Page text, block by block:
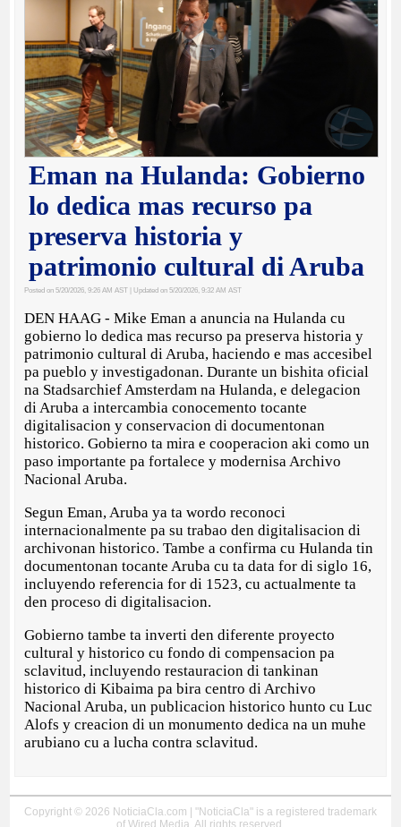
Eman na Hulanda: Gobierno
lo dedica mas recurso pa
preserva historia y
patrimonio cultural di Aruba
Posted on 5/20/2026, 9:26 AM AST | Updated on 5/20/2026, 9:32 AM AST
DEN HAAG - Mike Eman a anuncia na Hulanda cu
gobierno lo dedica mas recurso pa preserva historia y
patrimonio cultural di Aruba, haciendo e mas accesibel
pa pueblo y investigadonan. Durante un bishita oficial
na Stadsarchief Amsterdam na Hulanda, e delegacion
di Aruba a intercambia conocemento tocante
digitalisacion y conservacion di documentonan
historico. Gobierno ta mira e cooperacion aki como un
paso importante pa fortalece y modernisa Archivo
Nacional Aruba.
Segun Eman, Aruba ya ta wordo reconoci
internacionalmente pa su trabao den digitalisacion di
archivonan historico. Tambe a confirma cu Hulanda tin
documentonan tocante Aruba cu ta data for di siglo 16,
incluyendo referencia for di 1523, cu actualmente ta
den proceso di digitalisacion.
Gobierno tambe ta inverti den diferente proyecto
cultural y historico cu fondo di compensacion pa
sclavitud, incluyendo restauracion di tankinan
historico di Kibaima pa bira centro di Archivo
Nacional Aruba, un publicacion historico hunto cu Luc
Alofs y creacion di un monumento dedica na un muhe
arubiano cu a lucha contra sclavitud.
Copyright © 2026 NoticiaCla.com | "NoticiaCla" is a registered trademark
of Wired Media. All rights reserved.